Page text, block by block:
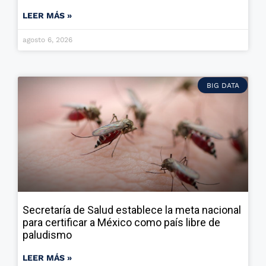
LEER MÁS »
agosto 6, 2026
BIG DATA
Secretaría de Salud establece la meta nacional
para certificar a México como país libre de
paludismo
LEER MÁS »